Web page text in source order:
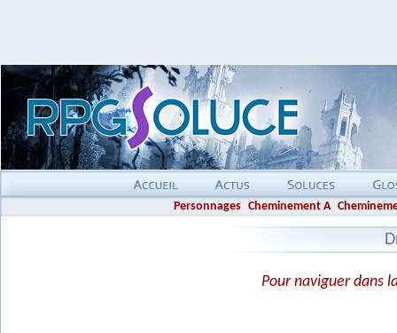
Personnages Cheminement A
Pour naviguer dans